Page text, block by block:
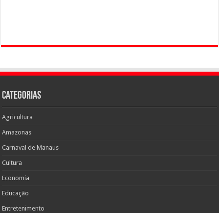
Categorias
Agricultura
Amazonas
Carnaval de Manaus
Cultura
Economia
Educação
Entretenimento